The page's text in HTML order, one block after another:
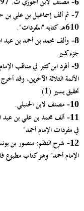
7- ثم ألف إسماعيل بن علي بن
610هـ. كتابه "المفردات".
8-
جزء كبير.
9- أفرد ابن كثير في مناقب
الأئمة الثلاثة الآخرين، وقد
تحقيق يسير (1)
10- مصنف لابن الحنبلي.
11- ألف محمد بن علي بن عبد
في مفردات الإمام أحمد"
12- شرح النظم: منصور بن
الإمام أحمد" وهو كتاب مطبوع